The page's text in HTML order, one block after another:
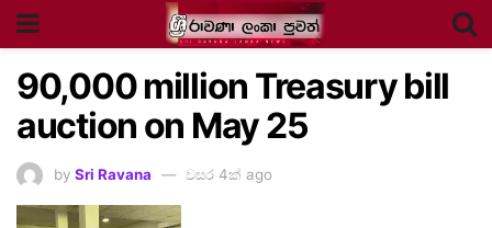
90,000 million Treasury bill
auction on May 25
by Sri Ravana වසර 4ක් ago